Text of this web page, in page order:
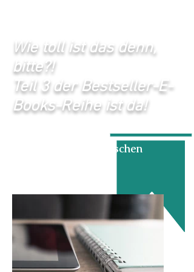
Wie toll ist das denn,
bitte?!
Teil 3 der Bestseller-E-
Books-Reihe ist da!
Schluss mit den typischen